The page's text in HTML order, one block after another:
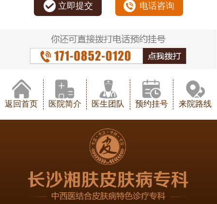
立即提交 电话咨询
返回首页 医院简介 医生团队 预约挂号 来院路线